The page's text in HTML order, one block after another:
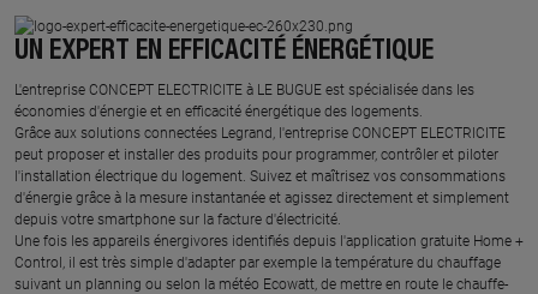
UN EXPERT EN EFFICACITÉ ÉNERGÉTIQUE
L'entreprise CONCEPT ELECTRICITE à LE BUGUE est spécialisée dans les
économies d'énergie et en efficacité énergétique des logements.
Grâce aux solutions connectées Legrand, l'entreprise CONCEPT ELECTRICITE
peut proposer et installer des produits pour programmer, contrôler et piloter
l'installation électrique du logement. Suivez et maîtrisez vos consommations
d'énergie grâce à la mesure instantanée et agissez directement et simplement
depuis votre smartphone sur la facture d'électricité.
Une fois les appareils énergivores identifiés depuis l'application gratuite Home +
Control, il est très simple d'adapter par exemple la température du chauffage
suivant un planning ou selon la météo Ecowatt, de mettre en route le chauffe-